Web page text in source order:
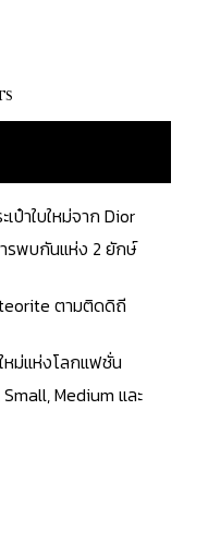
เรื่องของแฟชั่น แต่
นเคยกันในปัจจุบัน
ช่วงปี 1850s
ลายศตวรรษ
ชั่นต่าง ๆ ก็เป็นตัว
ะวัติศาสตร์เช่นกัน
ขนามนามว่าเป็น
ฟชั่น ที่ถูกปรับและ
คือศิลปะทางแฟชั่นที่
โอต์ กูตูร์ เป็น
บบชาวอังกฤษ นาม
ร์ลส์ เฟรเดอริกต์
ะเริ่มฝึกงานที่
ปี ค.ศ. 1845 ใน
ป๋าใบใหม่จาก Dior
รพบกันแห่ง 2 ยักษ์
ตามติดดิถี
หม่แห่งโลกแฟชั่น
Medium และ